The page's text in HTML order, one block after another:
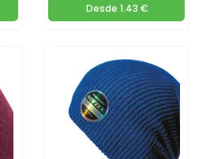
Desde 1.43 €